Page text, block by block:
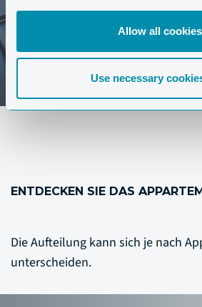
Allow all cookies
Use necessary
ENTDECKEN SIE DAS
Die Aufteilung kann sich je nach
unterscheiden.